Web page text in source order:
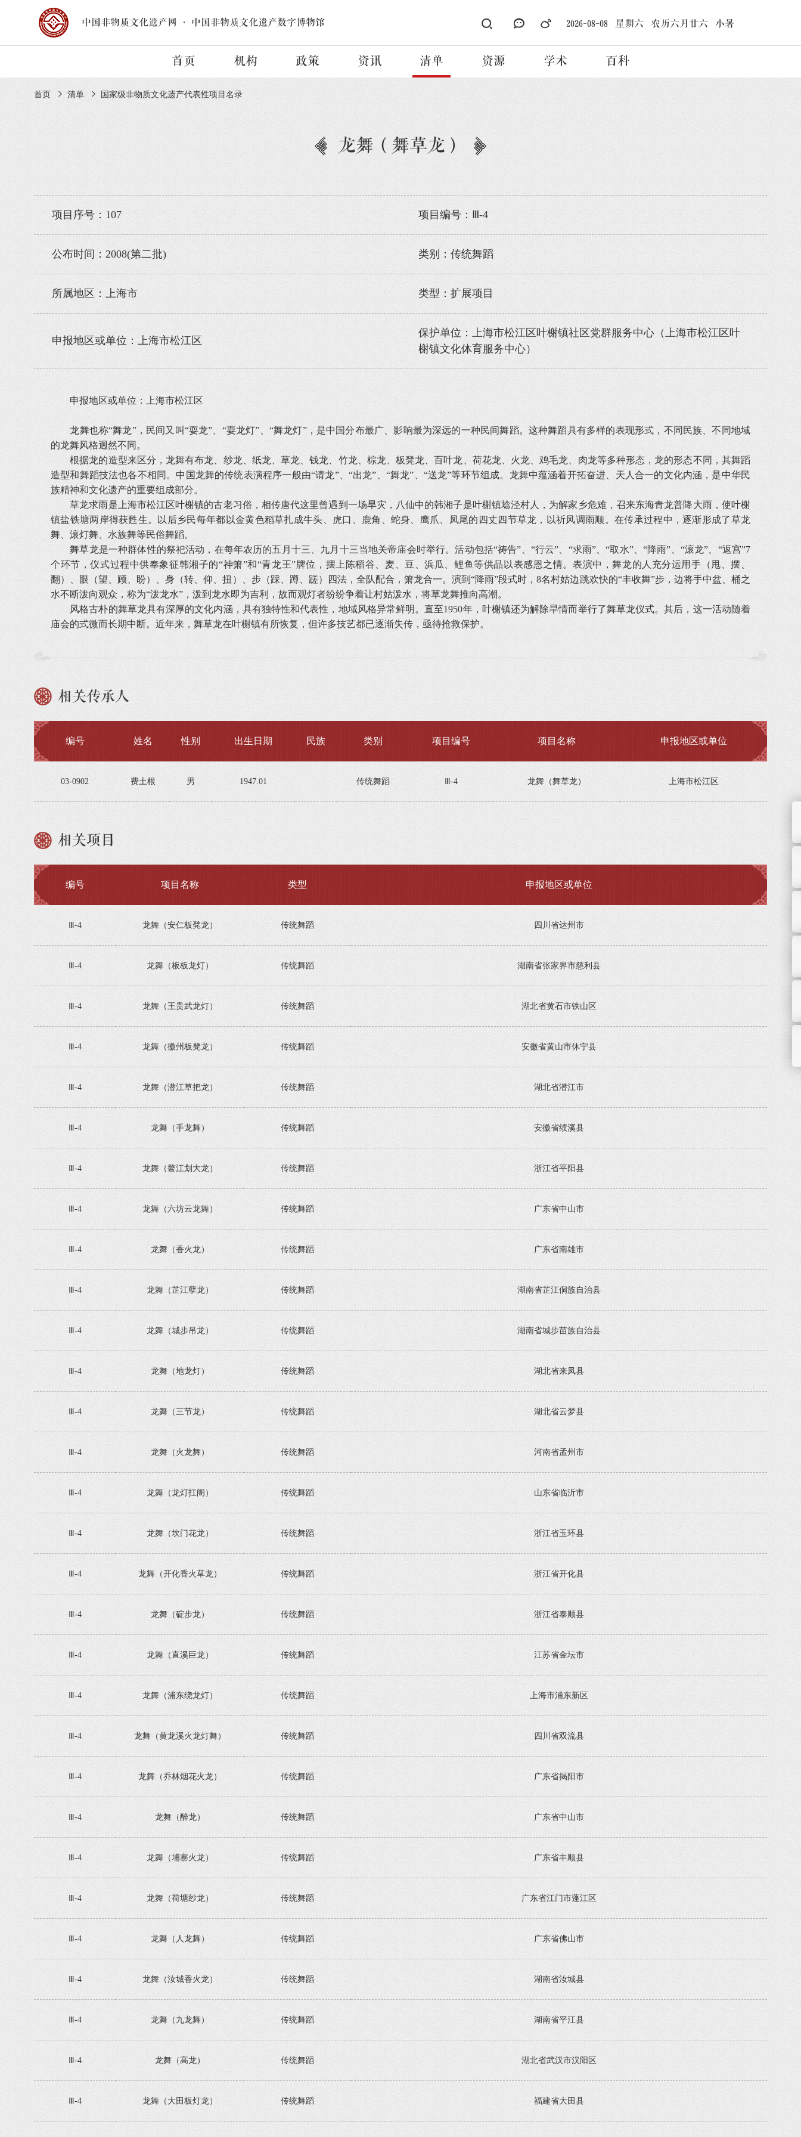
中国非物质文化遗产网 · 中国非物质文化遗产数字博物馆 2026-08-08 星期六 农历六月廿六 小暑
首页 机构 政策 资讯 清单 资源 学术 百科
首页 清单 国家级非物质文化遗产代表性项目名录
龙舞（舞草龙）
项目序号：107 项目编号：Ⅲ-4
公布时间：2008(第二批) 类别：传统舞蹈
所属地区：上海市 类型：扩展项目
申报地区或单位：上海市松江区
保护单位：上海市松江区叶榭镇社区党群服务中心（上海市松江区叶
榭镇文化体育服务中心）
申报地区或单位：上海市松江区
龙舞也称“舞龙”，民间又叫“耍龙”、“耍龙灯”、“舞龙灯”，是中国分布最广、影响最为深远的一种民间舞蹈。这种舞蹈具有多样的表现形式，不同民族、不同地域
的龙舞风格迥然不同。
根据龙的造型来区分，龙舞有布龙、纱龙、纸龙、草龙、钱龙、竹龙、棕龙、板凳龙、百叶龙、荷花龙、火龙、鸡毛龙、肉龙等多种形态，龙的形态不同，其舞蹈
造型和舞蹈技法也各不相同。中国龙舞的传统表演程序一般由“请龙”、“出龙”、“舞龙”、“送龙”等环节组成。龙舞中蕴涵着开拓奋进、天人合一的文化内涵，是中华民
族精神和文化遗产的重要组成部分。
草龙求雨是上海市松江区叶榭镇的古老习俗，相传唐代这里曾遇到一场旱灾，八仙中的韩湘子是叶榭镇埝泾村人，为解家乡危难，召来东海青龙普降大雨，使叶榭
镇盐铁塘两岸得获甦生。以后乡民每年都以金黄色稻草扎成牛头、虎口、鹿角、蛇身、鹰爪、凤尾的四丈四节草龙，以祈风调雨顺。在传承过程中，逐渐形成了草龙
舞、滚灯舞、水族舞等民俗舞蹈。
舞草龙是一种群体性的祭祀活动，在每年农历的五月十三、九月十三当地关帝庙会时举行。活动包括“祷告”、“行云”、“求雨”、“取水”、“降雨”、“滚龙”、“返宫”7
个环节，仪式过程中供奉象征韩湘子的“神箫”和“青龙王”牌位，摆上陈稻谷、麦、豆、浜瓜、鲤鱼等供品以表感恩之情。表演中，舞龙的人充分运用手（甩、摆、
翻）、眼（望、顾、盼）、身（转、仰、扭）、步（踩、蹲、蹉）四法，全队配合，箫龙合一。演到“降雨”段式时，8名村姑边跳欢快的“丰收舞”步，边将手中盆、桶之
水不断泼向观众，称为“泼龙水”，泼到龙水即为吉利，故而观灯者纷纷争着让村姑泼水，将草龙舞推向高潮。
风格古朴的舞草龙具有深厚的文化内涵，具有独特性和代表性，地域风格异常鲜明。直至1950年，叶榭镇还为解除旱情而举行了舞草龙仪式。其后，这一活动随着
庙会的式微而长期中断。近年来，舞草龙在叶榭镇有所恢复，但许多技艺都已逐渐失传，亟待抢救保护。
相关传承人
编号 姓名 性别 出生日期 民族 类别 项目编号 项目名称 申报地区或单位
03-0902 费土根 男 1947.01 传统舞蹈 Ⅲ-4 龙舞（舞草龙） 上海市松江区
相关项目
编号 项目名称 类型 申报地区或单位
Ⅲ-4 龙舞（安仁板凳龙） 传统舞蹈 四川省达州市
Ⅲ-4 龙舞（板板龙灯） 传统舞蹈 湖南省张家界市慈利县
Ⅲ-4 龙舞（王贵武龙灯） 传统舞蹈 湖北省黄石市铁山区
Ⅲ-4 龙舞（徽州板凳龙） 传统舞蹈 安徽省黄山市休宁县
Ⅲ-4 龙舞（潜江草把龙） 传统舞蹈 湖北省潜江市
Ⅲ-4 龙舞（手龙舞） 传统舞蹈 安徽省绩溪县
Ⅲ-4 龙舞（鳌江划大龙） 传统舞蹈 浙江省平阳县
Ⅲ-4 龙舞（六坊云龙舞） 传统舞蹈 广东省中山市
Ⅲ-4 龙舞（香火龙） 传统舞蹈 广东省南雄市
Ⅲ-4 龙舞（芷江孽龙） 传统舞蹈 湖南省芷江侗族自治县
Ⅲ-4 龙舞（城步吊龙） 传统舞蹈 湖南省城步苗族自治县
Ⅲ-4 龙舞（地龙灯） 传统舞蹈 湖北省来凤县
Ⅲ-4 龙舞（三节龙） 传统舞蹈 湖北省云梦县
Ⅲ-4 龙舞（火龙舞） 传统舞蹈 河南省孟州市
Ⅲ-4 龙舞（龙灯扛阁） 传统舞蹈 山东省临沂市
Ⅲ-4 龙舞（坎门花龙） 传统舞蹈 浙江省玉环县
Ⅲ-4 龙舞（开化香火草龙） 传统舞蹈 浙江省开化县
Ⅲ-4 龙舞（碇步龙） 传统舞蹈 浙江省泰顺县
Ⅲ-4 龙舞（直溪巨龙） 传统舞蹈 江苏省金坛市
Ⅲ-4 龙舞（浦东绕龙灯） 传统舞蹈 上海市浦东新区
Ⅲ-4 龙舞（黄龙溪火龙灯舞） 传统舞蹈 四川省双流县
Ⅲ-4 龙舞（乔林烟花火龙） 传统舞蹈 广东省揭阳市
Ⅲ-4 龙舞（醉龙） 传统舞蹈 广东省中山市
Ⅲ-4 龙舞（埔寨火龙） 传统舞蹈 广东省丰顺县
Ⅲ-4 龙舞（荷塘纱龙） 传统舞蹈 广东省江门市蓬江区
Ⅲ-4 龙舞（人龙舞） 传统舞蹈 广东省佛山市
Ⅲ-4 龙舞（汝城香火龙） 传统舞蹈 湖南省汝城县
Ⅲ-4 龙舞（九龙舞） 传统舞蹈 湖南省平江县
Ⅲ-4 龙舞（高龙） 传统舞蹈 湖北省武汉市汉阳区
Ⅲ-4 龙舞（大田板灯龙） 传统舞蹈 福建省大田县